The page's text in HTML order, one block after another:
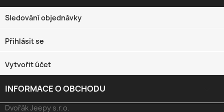
Sledování objednávky
Přihlásit se
Vytvořit účet
INFORMACE O OBCHODU
Dvořák Jeepy s.r.o.